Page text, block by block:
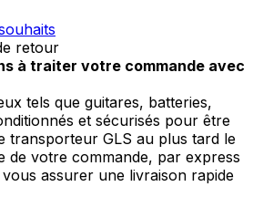
retour
à traiter votre commande avec
tels que guitares, batteries,
et sécurisés pour être
transporteur GLS au plus tard le
de votre commande, par express
assurer une livraison rapide